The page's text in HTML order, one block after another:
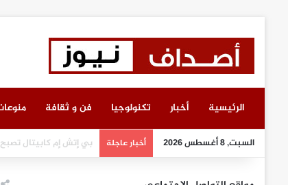
الرئيسية أخبار تكنولوجيا فن و ثقافة
السبت, 8 أغسطس 2026 أخبار عاجلة انطلاق أعمال معرض